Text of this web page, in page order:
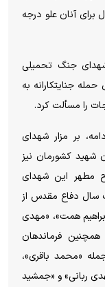
برای آنان علو درجه
جنگ تحمیلی
شهدای حمله جنایتکارانه به
را مسألت کرد.
بر مزار شهدای
کشورمان نیز
مطهر این شهدای
سال دفاع مقدس از
همت»، «مهدی
فرماندهان
از جمله «محمد باقری»،
ربانی» و «جمشید